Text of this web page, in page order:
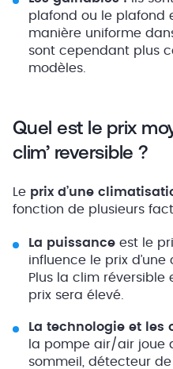
plafond ou le plafond
manière uniforme
sont cependant plus
modèles.
Quel est le prix
clim’ reversible ?
Le prix d’une
fonction de plusieurs
La puissance est le
influence le prix
Plus la clim réversible
prix sera élevé.
La technologie et les
la pompe air/air joue
sommeil, détecteur